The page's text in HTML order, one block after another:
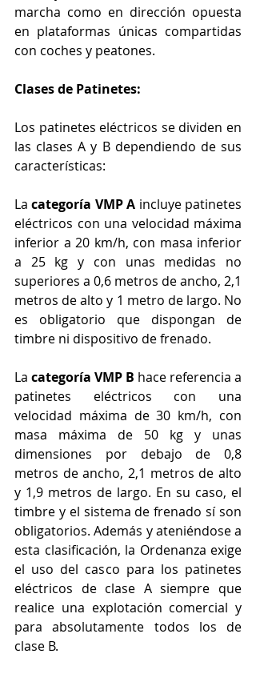
marcha como en dirección opuesta
en plataformas únicas compartidas
con coches y peatones.
Clases de Patinetes:
Los patinetes eléctricos se dividen en
las clases A y B dependiendo de sus
características:
La categoría VMP A incluye patinetes
eléctricos con una velocidad máxima
inferior a 20 km/h, con masa inferior
a 25 kg y con unas medidas no
superiores a 0,6 metros de ancho, 2,1
metros de alto y 1 metro de largo. No
es obligatorio que dispongan de
timbre ni dispositivo de frenado.
La categoría VMP B hace referencia a
patinetes eléctricos con una
velocidad máxima de 30 km/h, con
masa máxima de 50 kg y unas
dimensiones por debajo de 0,8
metros de ancho, 2,1 metros de alto
y 1,9 metros de largo. En su caso, el
timbre y el sistema de frenado sí son
obligatorios. Además y ateniéndose a
esta clasificación, la Ordenanza exige
el uso del casco para los patinetes
eléctricos de clase A siempre que
realice una explotación comercial y
para absolutamente todos los de
clase B.